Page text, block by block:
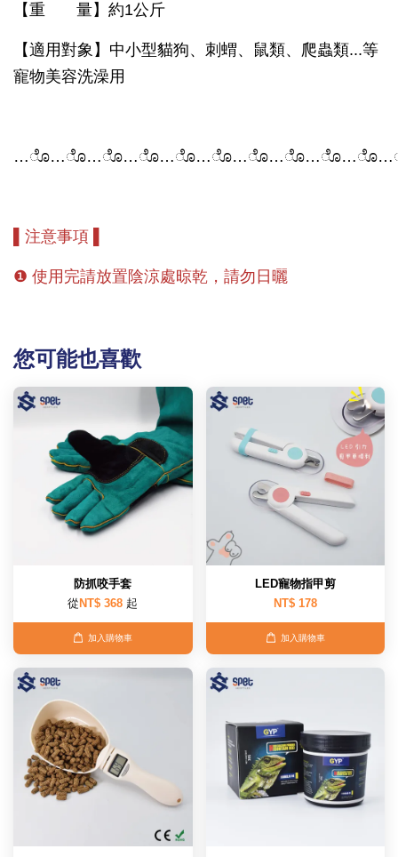
【重 量】約1公斤
【適用對象】中小型貓狗、刺蝟、鼠類、爬蟲類...等
寵物美容洗澡用
…ೊ…ೊ…ೊ…ೊ…ೊ…ೊ…ೊ…ೊ…ೊ…ೊ…
▌注意事項 ▌
❶ 使用完請放置陰涼處晾乾，請勿日曬
您可能也喜歡
防抓咬手套
從 NT$ 368 起
加入購物車
LED寵物指甲剪
NT$ 178
加入購物車